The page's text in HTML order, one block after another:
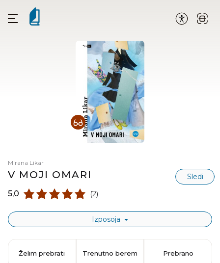
Mirana Likar
V MOJI OMARI Sledi
5,0 (2)
Izposoja
Želim prebrati Trenutno berem Prebrano